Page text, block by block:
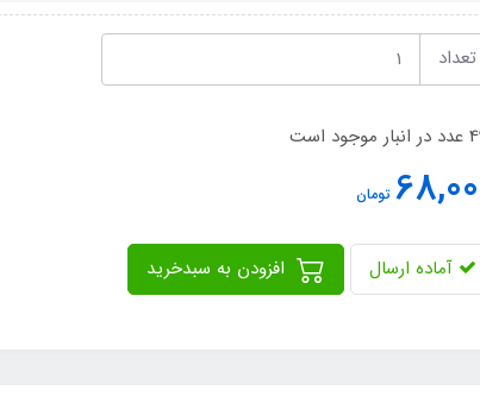
تعداد
است
تومان
آماده ارسال